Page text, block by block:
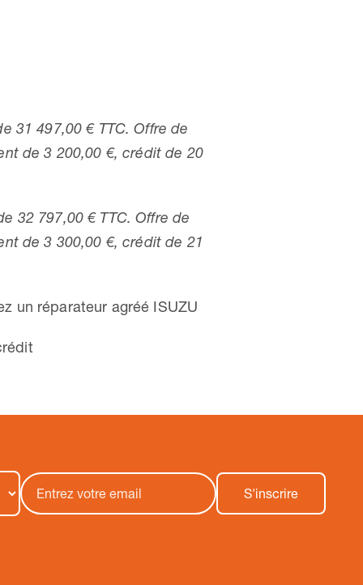
31 497,00 € TTC. Offre de
de 3 200,00 €, crédit de 20
32 797,00 € TTC. Offre de
de 3 300,00 €, crédit de 21
un réparateur agréé ISUZU